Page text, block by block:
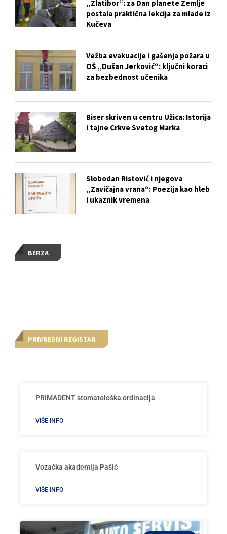
BERZA
PRIVREDNI REGISTAR
PRIMADENT stomatološka ordinacija
VIŠE INFO
Vozačka akademija Pašić
VIŠE INFO
„Zlatibor“: za Dan planete Zemlje
postala praktična lekcija za mlade iz
Kučeva
Vežba evakuacije i gašenja požara u
OŠ „Dušan Jerković“: ključni koraci
za bezbednost učenika
Biser skriven u centru Užica: Istorija
i tajne Crkve Svetog Marka
Slobodan Ristović i njegova
„Zavičajna vrana“: Poezija kao hleb
i ukaznik vremena